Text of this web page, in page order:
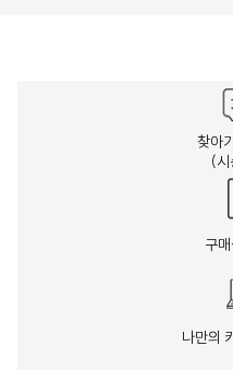
찾아
(시
구
나만의